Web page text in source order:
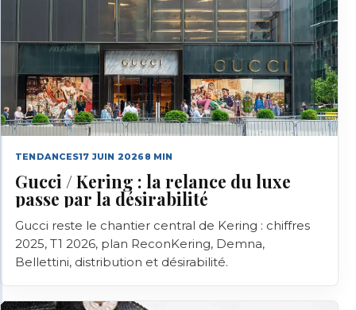
TENDANCES17 JUIN 2026 8 MIN
Gucci / Kering : la relance du luxe
passe par la désirabilité
Gucci reste le chantier central de Kering : chiffres
2025, T1 2026, plan ReconKering, Demna,
Bellettini, distribution et désirabilité.